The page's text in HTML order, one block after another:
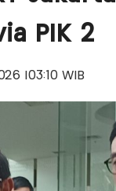
PIK 2
|03:10 WIB